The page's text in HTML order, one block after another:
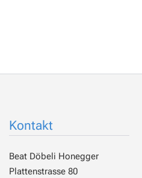
Kontakt
Beat Döbeli Honegger
Plattenstrasse 80